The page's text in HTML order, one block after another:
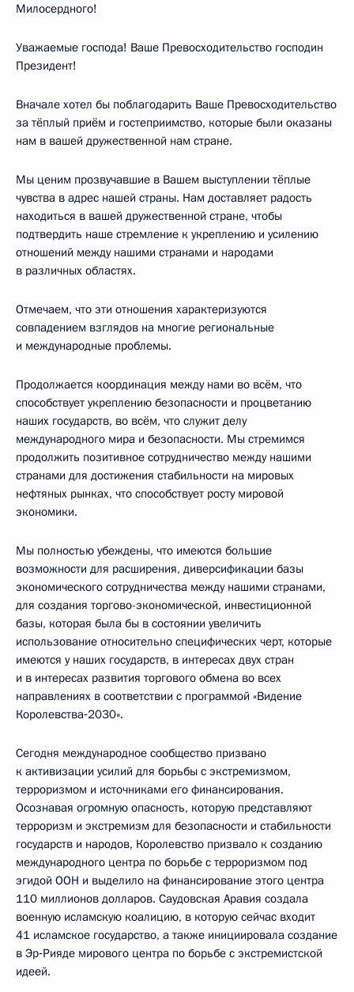
Милосердного!
Уважаемые господа! Ваше Превосходительство господин
Президент!
Вначале хотел бы поблагодарить Ваше Превосходительство
за тёплый приём и гостеприимство, которые были оказаны
нам в вашей дружественной нам стране.
Мы ценим прозвучавшие в Вашем выступлении тёплые
чувства в адрес нашей страны. Нам доставляет радость
находиться в вашей дружественной стране, чтобы
подтвердить наше стремление к укреплению и усилению
отношений между нашими странами и народами
в различных областях.
Отмечаем, что эти отношения характеризуются
совпадением взглядов на многие региональные
и международные проблемы.
Продолжается координация между нами во всём, что
способствует укреплению безопасности и процветанию
наших государств, во всём, что служит делу
международного мира и безопасности. Мы стремимся
продолжить позитивное сотрудничество между нашими
странами для достижения стабильности на мировых
нефтяных рынках, что способствует росту мировой
экономики.
Мы полностью убеждены, что имеются большие
возможности для расширения, диверсификации базы
экономического сотрудничества между нашими странами,
для создания торгово-экономической, инвестиционной
базы, которая была бы в состоянии увеличить
использование относительно специфических черт, которые
имеются у наших государств, в интересах двух стран
и в интересах развития торгового обмена во всех
направлениях в соответствии с программой «Видение
Королевства‑2030».
Сегодня международное сообщество призвано
к активизации усилий для борьбы с экстремизмом,
терроризмом и источниками его финансирования.
Осознавая огромную опасность, которую представляют
терроризм и экстремизм для безопасности и стабильности
государств и народов, Королевство призвало к созданию
международного центра по борьбе с терроризмом под
эгидой ООН и выделило на финансирование этого центра
110 миллионов долларов. Саудовская Аравия создала
военную исламскую коалицию, в которую сейчас входит
41 исламское государство, а также инициировала создание
в Эр‑Рияде мирового центра по борьбе с экстремистской
идеей.